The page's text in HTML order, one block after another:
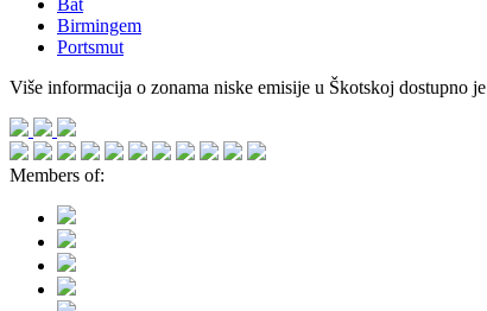
Bat
Birmingem
Portsmut
Više informacija o zonama niske emisije u Škotskoj dostupno je
Members of: